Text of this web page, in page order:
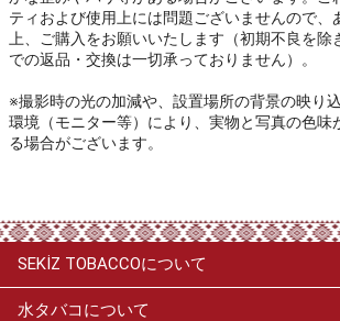
ティおよび使用上には問題ございませんので、
上、ご購入をお願いいたします（初期不良を
での返品・交換は一切承っておりません）。
※撮影時の光の加減や、設置場所の背景の映り
環境（モニター等）により、実物と写真の色味
る場合がございます。
SEKİZ TOBACCOについて
水タバコについて